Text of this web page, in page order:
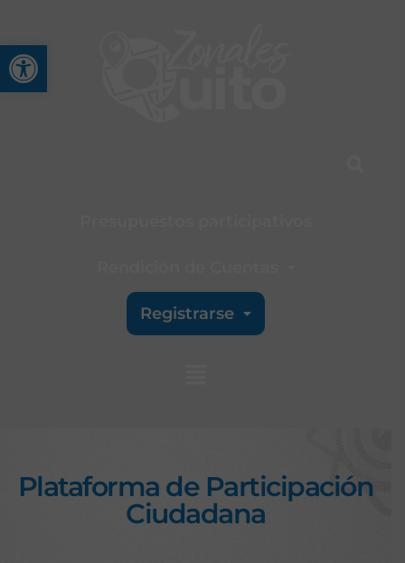
Abrir barra de
Registrarse
Plataforma de Participación
Ciudadana